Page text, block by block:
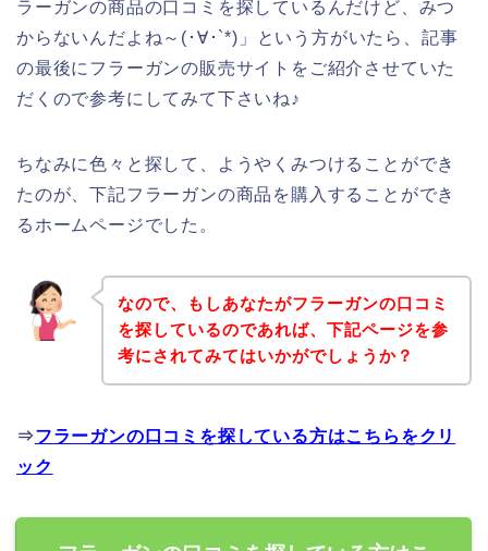
ラーガンの商品の口コミを探しているんだけど、みつ
からないんだよね～(･∀･`*)」という方がいたら、記事
の最後にフラーガンの販売サイトをご紹介させていた
だくので参考にしてみて下さいね♪
ちなみに色々と探して、ようやくみつけることができ
たのが、下記フラーガンの商品を購入することができ
るホームページでした。
なので、もしあなたがフラーガンの口コミ
を探しているのであれば、下記ページを参
考にされてみてはいかがでしょうか？
⇒フラーガンの口コミを探している方はこちらをクリ
ック